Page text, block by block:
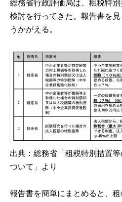
総務省行政評価局は、租税特
検討を行ってきた。報告書を
うかがえる。
出典：総務省「租税特別措置
ついて」
より
報告書を簡単にまとめると、